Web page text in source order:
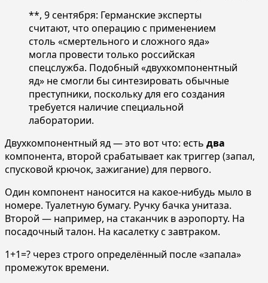
**, 9 сентября: Германские эксперты
считают, что операцию с применением
столь «смертельного и сложного яда»
могла провести только российская
спецслужба. Подобный «двухкомпонентный
яд» не смогли бы синтезировать обычные
преступники, поскольку для его создания
требуется наличие специальной
лаборатории.
Двухкомпонентный яд — это вот что: есть два
компонента, второй срабатывает как триггер (запал,
спусковой крючок, зажигание) для первого.
Один компонент наносится на какое-нибудь мыло в
номере. Туалетную бумагу. Ручку бачка унитаза.
Второй — например, на стаканчик в аэропорту. На
посадочный талон. На касалетку с завтраком.
1+1=? через строго определённый после «запала»
промежуток времени.